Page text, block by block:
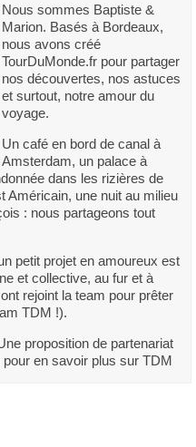
Nous sommes Baptiste &
Marion. Basés à Bordeaux,
nous avons créé
TourDuMonde.fr pour partager
nos découvertes, nos astuces
et surtout, notre amour du
voyage.
Un café en bord de canal à
Amsterdam, un palace à
dans les rizières de
Américain, une nuit au milieu
: nous partageons tout
petit projet en amoureux est
et collective, au fur et à
rejoint la team pour prêter
TDM !).
proposition de partenariat
en savoir plus sur TDM